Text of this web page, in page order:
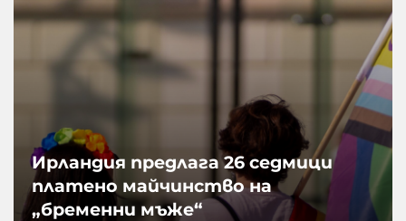
Ирландия предлага 26 седмици
платено майчинство на
„бременни мъже“